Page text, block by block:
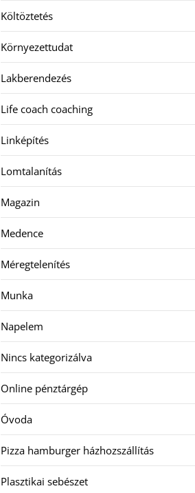
Költöztetés
Környezettudat
Lakberendezés
Life coach coaching
Linképítés
Lomtalanítás
Magazin
Medence
Méregtelenítés
Munka
Napelem
Nincs kategorizálva
Online pénztárgép
Óvoda
Pizza hamburger házhozszállítás
Plasztikai sebészet